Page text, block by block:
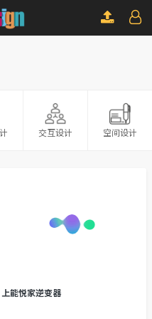
交互设计 空间设计
上能悦家逆变器